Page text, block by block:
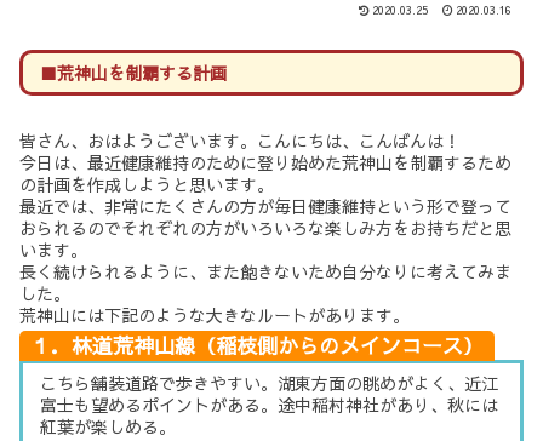
2020.03.25 2020.03.16
■荒神山を制覇する計画
皆さん、おはようございます。こんにちは、こんばんは！
今日は、最近健康維持のために登り始めた荒神山を制覇するため
の計画を作成しようと思います。
最近では、非常にたくさんの方が毎日健康維持という形で登って
おられるのでそれぞれの方がいろいろな楽しみ方をお持ちだと思
います。
長く続けられるように、また飽きないため自分なりに考えてみま
した。
荒神山には下記のような大きなルートがあります。
１．林道荒神山線（稲枝側からのメインコース）
こちら舗装道路で歩きやすい。湖東方面の眺めがよく、近江
富士も望めるポイントがある。途中稲村神社があり、秋には
紅葉が楽しめる。